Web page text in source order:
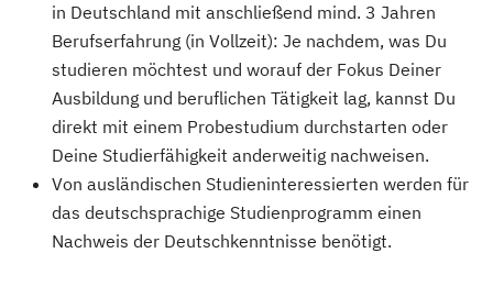
in Deutschland mit anschließend mind. 3 Jahren
Berufserfahrung (in Vollzeit): Je nachdem, was Du
studieren möchtest und worauf der Fokus Deiner
Ausbildung und beruflichen Tätigkeit lag, kannst Du
direkt mit einem Probestudium durchstarten oder
Deine Studierfähigkeit anderweitig nachweisen.
Von ausländischen Studieninteressierten werden für
das deutschsprachige Studienprogramm einen
Nachweis der Deutschkenntnisse benötigt.